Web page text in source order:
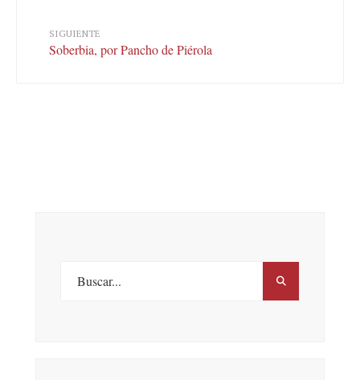
SIGUIENTE
Soberbia, por Pancho de Piérola